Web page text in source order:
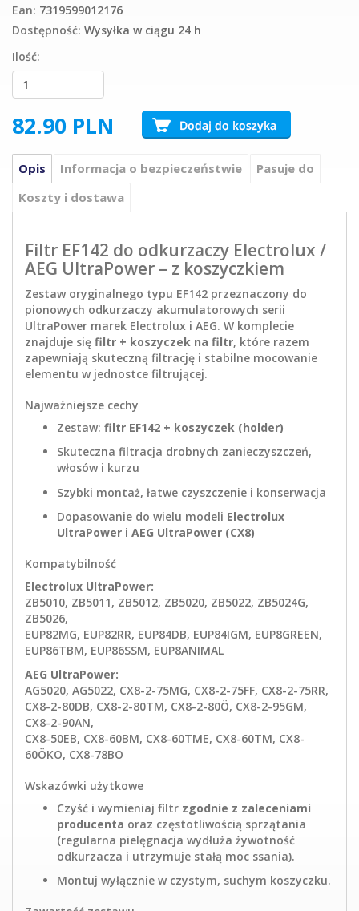
Ean: 7319599012176
Dostępność: Wysyłka w ciągu 24 h
Ilość:
82.90 PLN
Opis Informacja o bezpieczeństwie
Pasuje do
Koszty i dostawa
Filtr EF142 do odkurzaczy Electrolux /
AEG UltraPower – z koszyczkiem
Zestaw oryginalnego typu EF142 przeznaczony do
pionowych odkurzaczy akumulatorowych serii
UltraPower marek Electrolux i AEG. W komplecie
znajduje się filtr + koszyczek na filtr, które razem
zapewniają skuteczną filtrację i stabilne mocowanie
elementu w jednostce filtrującej.
Najważniejsze cechy
Zestaw: filtr EF142 + koszyczek (holder)
Skuteczna filtracja drobnych zanieczyszczeń,
włosów i kurzu
Szybki montaż, łatwe czyszczenie i konserwacja
Dopasowanie do wielu modeli Electrolux
UltraPower i AEG UltraPower (CX8)
Kompatybilność
Electrolux UltraPower:
ZB5010, ZB5011, ZB5012, ZB5020, ZB5022, ZB5024G,
ZB5026,
EUP82MG, EUP82RR, EUP84DB, EUP84IGM, EUP8GREEN,
EUP86TBM, EUP86SSM, EUP8ANIMAL
AEG UltraPower:
AG5020, AG5022, CX8-2-75MG, CX8-2-75FF, CX8-2-75RR,
CX8-2-80DB, CX8-2-80TM, CX8-2-80Ö, CX8-2-95GM,
CX8-2-90AN,
CX8-50EB, CX8-60BM, CX8-60TME, CX8-60TM, CX8-
60ÖKO, CX8-78BO
Wskazówki użytkowe
Czyść i wymieniaj filtr zgodnie z zaleceniami
producenta oraz częstotliwością sprzątania
(regularna pielęgnacja wydłuża żywotność
odkurzacza i utrzymuje stałą moc ssania).
Montuj wyłącznie w czystym, suchym koszyczku.